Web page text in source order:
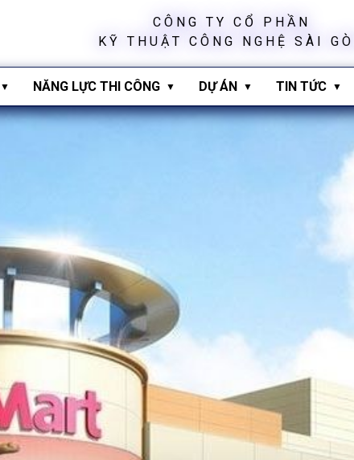
CÔ NG TY C Ổ P HẦ N
K Ỹ T H U Ậ T C Ô N G N G H Ệ S À I G Ò
NĂNG LỰC THI CÔNG DỰ ÁN TIN TỨC